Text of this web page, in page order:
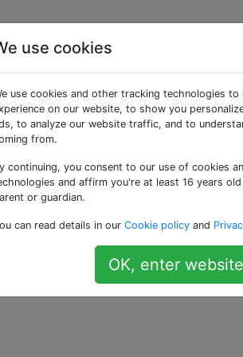
«form»
personnalisés dans les
à chaque élément #__content,
de champs personnalisés aux
J'ai maintenant un plugin installable
d'édition de l'élément …
custom-action
use cookies
use cookies and other tracking technologies
on our website, to show you
to analyze our website traffic, and to
from.
continuing, you consent to our use of cookies
and affirm you're at least 16 years
or guardian.
can read details in our Cookie policy and
OK, enter